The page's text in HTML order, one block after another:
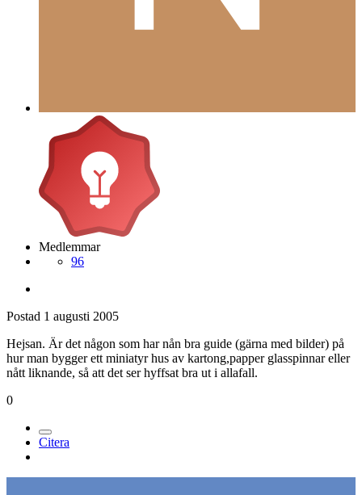
Medlemmar
96
Postad 1 augusti 2005
Hejsan. Är det någon som har nån bra guide (gärna med bilder) på
hur man bygger ett miniatyr hus av kartong,papper glasspinnar eller
nått liknande, så att det ser hyffsat bra ut i allafall.
0
Citera